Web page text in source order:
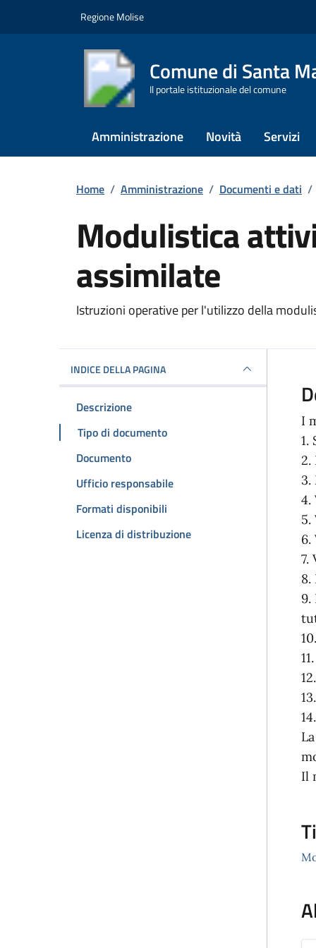
Regione Molise
Comune di Santa
Il portale istituzionale del comune
Amministrazione Novità Servizi
Home / Amministrazione / Documenti e dati /
Modulistica
assimilate
Dettagli del
Istruzioni operative per l'utilizzo della
INDICE DELLA PAGINA
Descrizione
Tipo di documento
Documento
Ufficio responsabile
Formati disponibili
Licenza di distribuzione
I
1.
2.
4.
7.
8.
9.
Il